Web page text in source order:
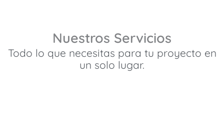
Nuestros Servicios
Todo lo que necesitas para tu proyecto en
un solo lugar.